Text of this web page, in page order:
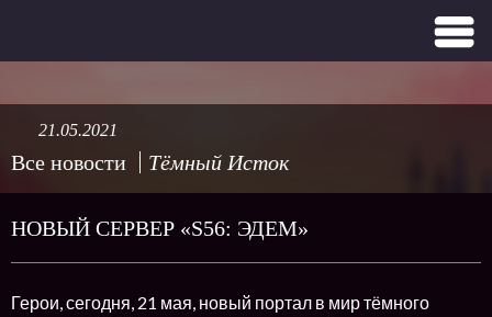
Все новости Тёмный Исток
21.05.2021
НОВЫЙ СЕРВЕР «S56: ЭДЕМ»
Герои, сегодня, 21 мая, новый портал в мир тёмного